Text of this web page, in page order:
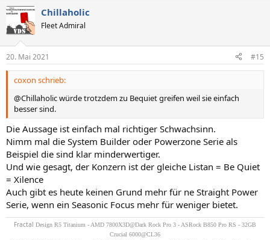
k
i
e
n
Chillaholic
Fleet Admiral
20. Mai 2021 #15
coxon schrieb:
@Chillaholic würde trotzdem zu Bequiet greifen weil sie einfach
besser sind.
Die Aussage ist einfach mal richtiger Schwachsinn.
Nimm mal die System Builder oder Powerzone Serie als
Beispiel die sind klar minderwertiger.
Und wie gesagt, der Konzern ist der gleiche Listan = Be Quiet
= Xilence
Auch gibt es heute keinen Grund mehr für ne Straight Power
Serie, wenn ein Seasonic Focus mehr für weniger bietet.
Fractal Design R5 Titanium - AMD 7800X3D@Dark Rock Pro 3 - ASRock B850 Pro RS - 32GB
Crucial 6000@CL36